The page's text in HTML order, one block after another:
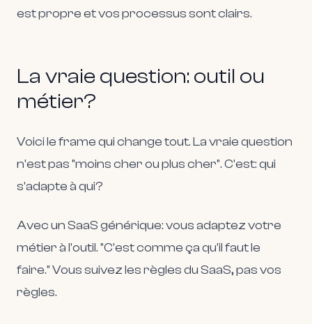
est propre et vos processus sont clairs.
La vraie question: outil ou
métier?
Voici le frame qui change tout. La vraie question
n'est pas "moins cher ou plus cher". C'est: qui
s'adapte à qui?
Avec un SaaS générique: vous adaptez votre
métier à l'outil. "C'est comme ça qu'il faut le
faire." Vous suivez les règles du SaaS, pas vos
règles.